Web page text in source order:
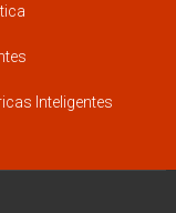
Inteligentes